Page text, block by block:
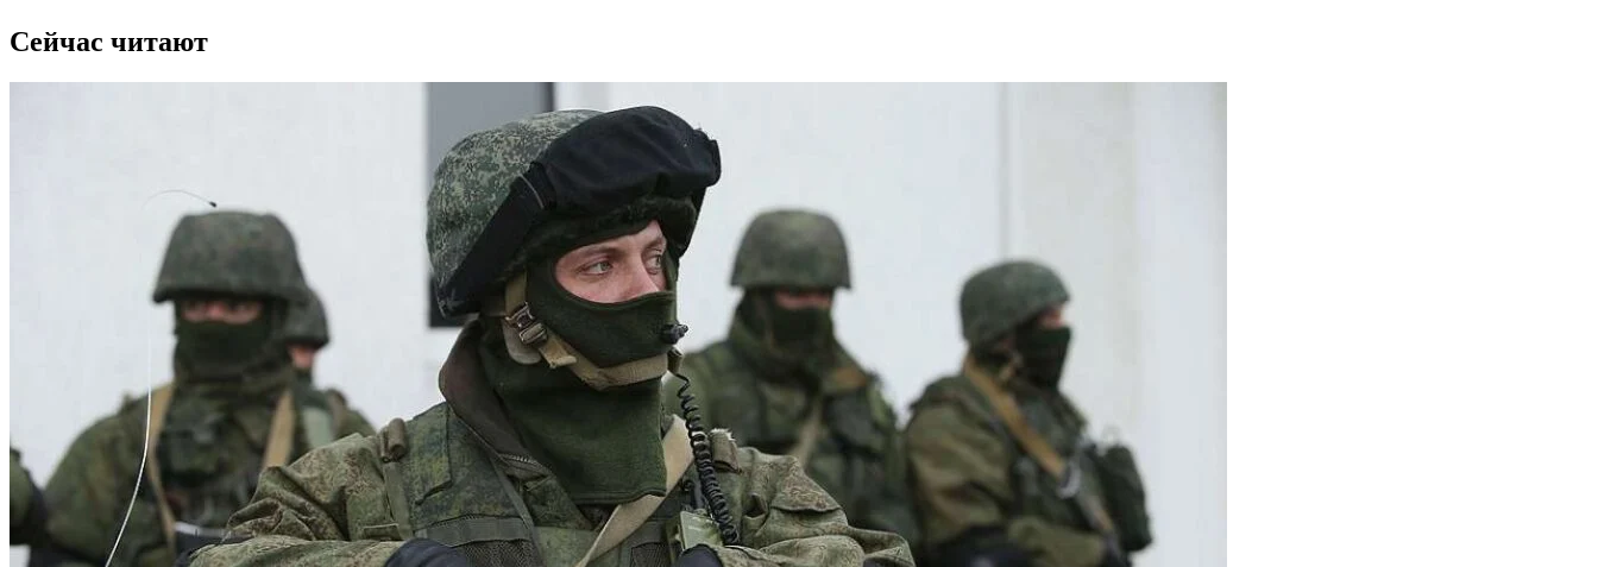
Сейчас читают